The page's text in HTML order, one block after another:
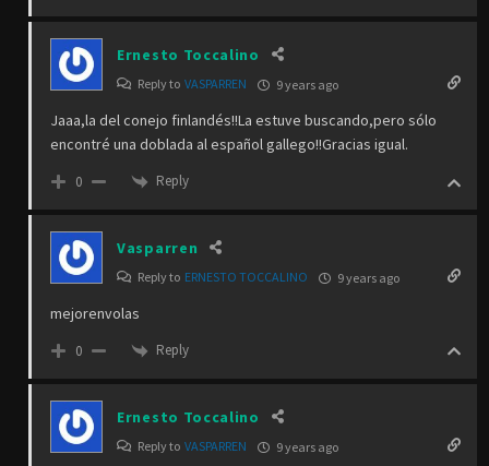
Ernesto Toccalino
Reply to VASPARREN 9 years ago
Jaaa,la del conejo finlandés!!La estuve buscando,pero sólo
encontré una doblada al español gallego!!Gracias igual.
0 Reply
Vasparren
Reply to ERNESTO TOCCALINO 9 years ago
mejorenvolas
0 Reply
Ernesto Toccalino
Reply to VASPARREN 9 years ago